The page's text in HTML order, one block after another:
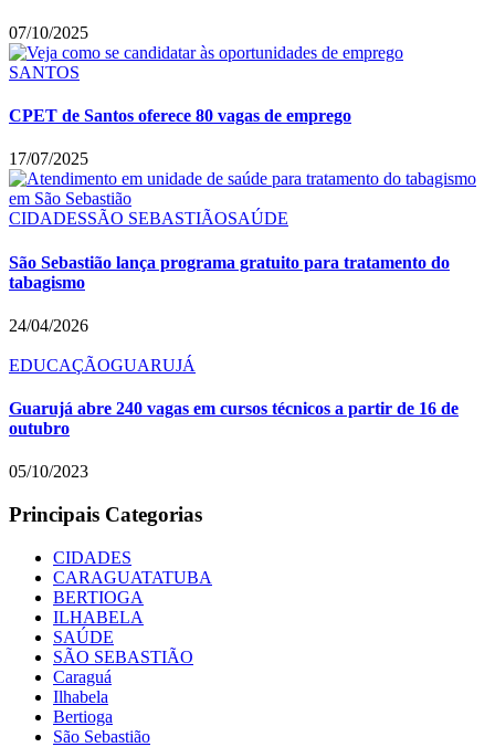
07/10/2025
SANTOS
CPET de Santos oferece 80 vagas de emprego
17/07/2025
CIDADESSÃO SEBASTIÃOSAÚDE
São Sebastião lança programa gratuito para tratamento do
tabagismo
24/04/2026
EDUCAÇÃOGUARUJÁ
Guarujá abre 240 vagas em cursos técnicos a partir de 16 de
outubro
05/10/2023
Principais Categorias
CIDADES
CARAGUATATUBA
BERTIOGA
ILHABELA
SAÚDE
SÃO SEBASTIÃO
Caraguá
Ilhabela
Bertioga
São Sebastião